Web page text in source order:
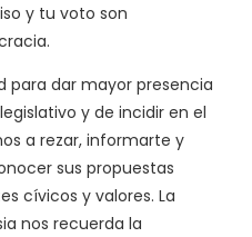
y tu voto son
para dar mayor presencia
y de incidir en el
a rezar, informarte y
sus propuestas
cívicos y valores. La
nos recuerda la